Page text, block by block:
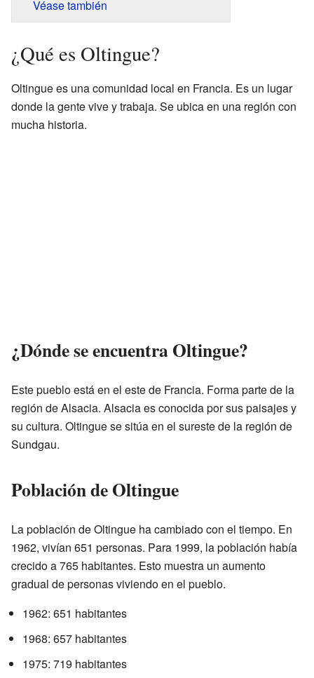
Véase también
¿Qué es Oltingue?
Oltingue es una comunidad local en Francia. Es un lugar
donde la gente vive y trabaja. Se ubica en una región con
mucha historia.
¿Dónde se encuentra Oltingue?
Este pueblo está en el este de Francia. Forma parte de la
región de Alsacia. Alsacia es conocida por sus paisajes y
su cultura. Oltingue se sitúa en el sureste de la región de
Sundgau.
Población de Oltingue
La población de Oltingue ha cambiado con el tiempo. En
1962, vivían 651 personas. Para 1999, la población había
crecido a 765 habitantes. Esto muestra un aumento
gradual de personas viviendo en el pueblo.
1962: 651 habitantes
1968: 657 habitantes
1975: 719 habitantes